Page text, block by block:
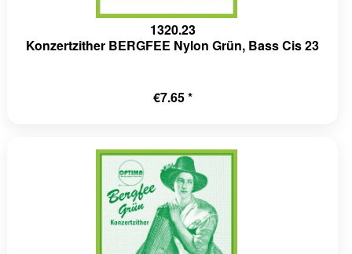
1320.23
Konzertzither BERGFEE Nylon Grün, Bass Cis 23
€7.65 *